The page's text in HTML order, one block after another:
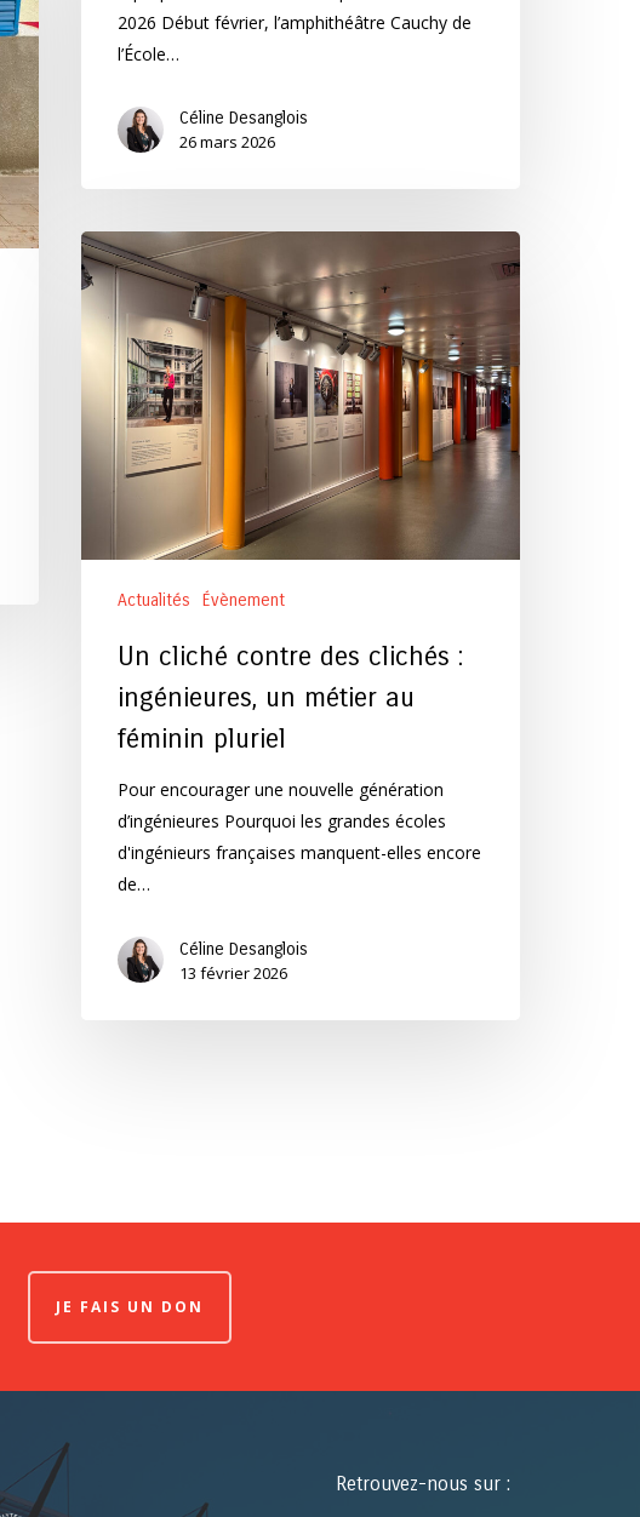
2026 Début février, l’amphithéâtre Cauchy de
l’École…
Céline Desanglois
26 mars 2026
Un
cliché
contre
clichés
ingénieures,
féminin
plurielActualités Évènement
Un cliché contre des clichés :
ingénieures, un métier au
féminin pluriel
Pour encourager une nouvelle génération
d’ingénieures Pourquoi les grandes écoles
d'ingénieurs françaises manquent-elles encore
de…
Céline Desanglois
13 février 2026
JE FAIS UN DON
Retrouvez-nous sur :